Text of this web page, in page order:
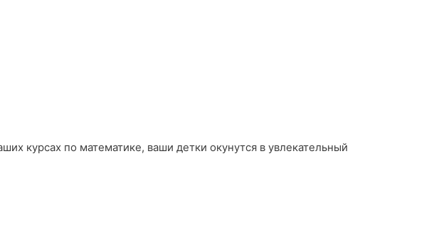
курсах по математике, ваши детки окунутся в увлекательный